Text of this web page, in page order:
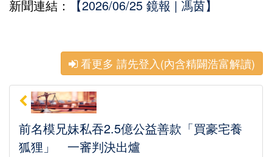
新聞連結： 【2026/06/25 鏡報 | 馮茵】
看更多 請先登入(內含精闢浩富解讀)
前名模兄妹私吞2.5億公益善款「買豪宅養
狐狸」 一審判決出爐